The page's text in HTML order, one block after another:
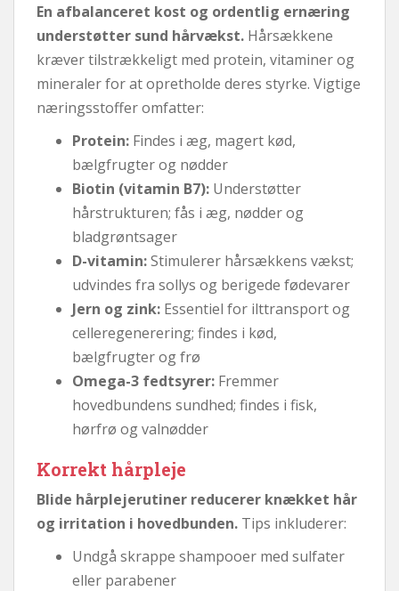
En afbalanceret kost og ordentlig ernæring
understøtter sund hårvækst. Hårsækkene
kræver tilstrækkeligt med protein, vitaminer og
mineraler for at opretholde deres styrke. Vigtige
næringsstoffer omfatter:
Protein: Findes i æg, magert kød,
bælgfrugter og nødder
Biotin (vitamin B7): Understøtter
hårstrukturen; fås i æg, nødder og
bladgrøntsager
D-vitamin:Stimulerer hårsækkens vækst;
udvindes fra sollys og berigede fødevarer
Jern og zink: Essentiel for ilttransport og
celleregenerering; findes i kød,
bælgfrugter og frø
Omega-3 fedtsyrer: Fremmer
hovedbundens sundhed; findes i fisk,
hørfrø og valnødder
Korrekt hårpleje
Blide hårplejerutiner reducerer knækket hår
og irritation i hovedbunden. Tips inkluderer:
Undgå skrappe shampooer med sulfater
eller parabener